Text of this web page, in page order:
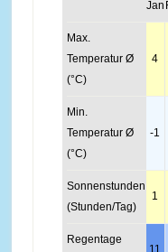
Jan
Max.
Temperatur Ø
(°C)
4
Min.
Temperatur Ø
(°C)
-1
Sonnenstunden
(Stunden/Tag)
1
Regentage
11